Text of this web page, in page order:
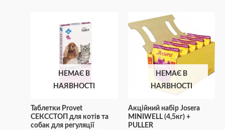
НЕМАЄ В
НАЯВНОСТІ
Таблетки Provet
СЕКССТОП для котів та
собак для регуляції
НЕМАЄ В
НАЯВНОСТІ
Акційний набір Josera
MINIWELL (4,5кг) +
PULLER